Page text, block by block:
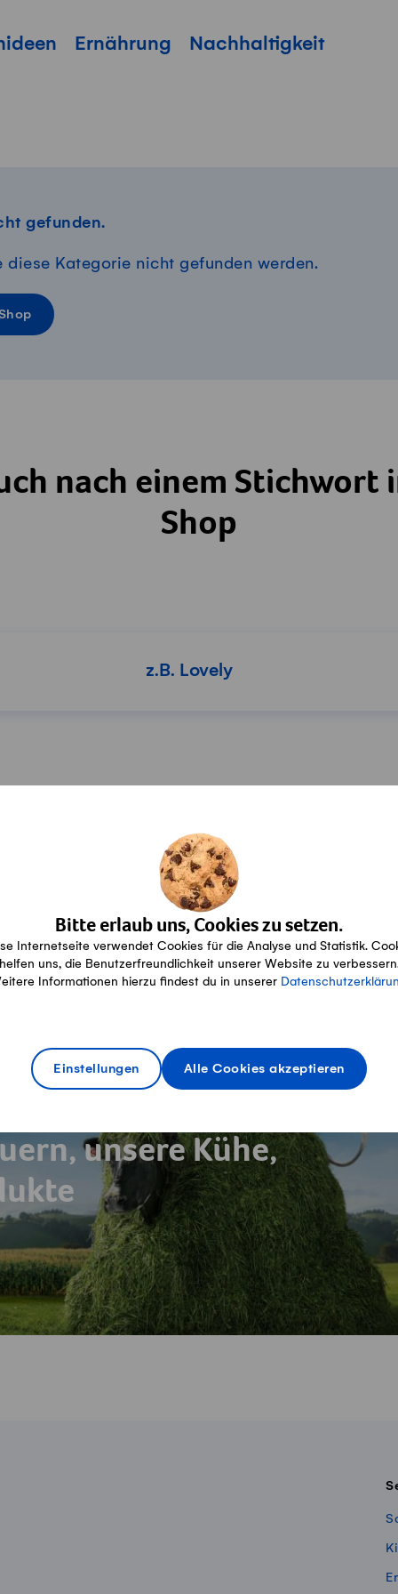
Bitte erlaub uns, Cookies zu setzen.
Internetseite verwendet Cookies für die Analyse und Statistik.
helfen uns, die Benutzerfreundlichkeit unserer Website zu
Informationen hierzu findest du in unserer
Einstellungen Alle Cookies akzeptieren
Ernährung Nachhaltigkeit
gefunden.
diese Kategorie nicht gefunden werden.
nach einem Stichwort
Shop
Alles über Lieferung, Zahlung und
unsere Kühe,